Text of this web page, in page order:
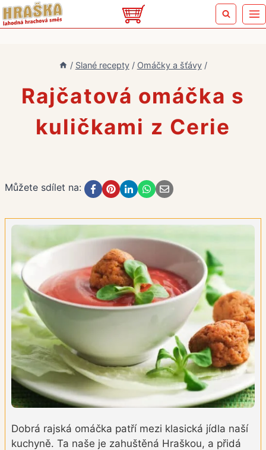
Přeskočit
na
/ Slané recepty / Omáčky a šťávy /
Rajčatová omáčka s
kuličkami z Cerie
Můžete sdílet na:
Dobrá rajská omáčka patří mezi klasická jídla naší
kuchyně. Ta naše je zahuštěná Hraškou, a přidá